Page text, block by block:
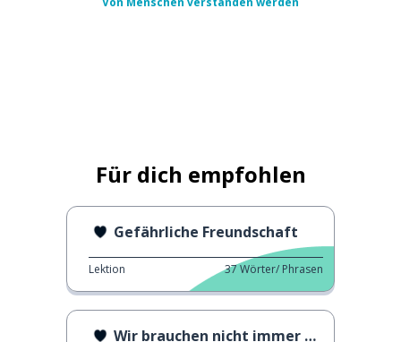
Für dich empfohlen
Gefährliche Freundschaft
Lektion 37Wörter/ Phrasen
Wir brauchen nicht immer einen Mann